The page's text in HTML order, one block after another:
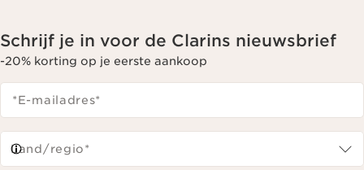
Schrijf je in voor de Clarins nieuwsbrief
-20% korting op je eerste aankoop
*E-mailadres*
Land/regio*